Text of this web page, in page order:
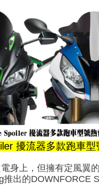
擾流器多款跑車
身上，但擁有定風翼
出的DOWNFORCE